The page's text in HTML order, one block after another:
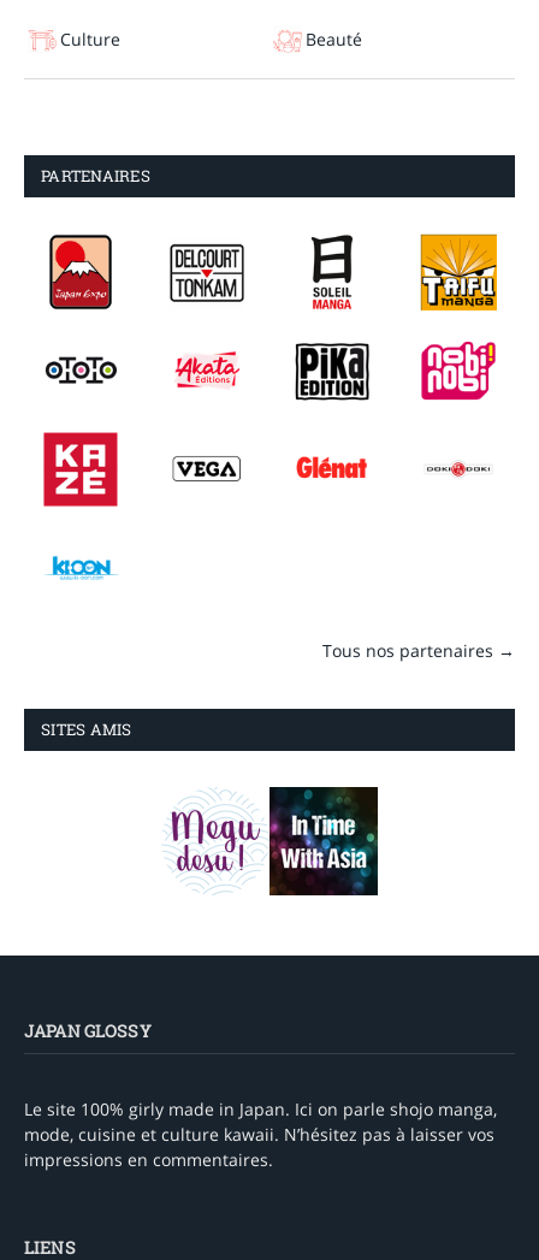
Culture Beauté
PARTENAIRES
Tous nos partenaires →
SITES AMIS
JAPAN GLOSSY
Le site 100% girly made in Japan. Ici on parle shojo manga,
mode, cuisine et culture kawaii. N’hésitez pas à laisser vos
impressions en commentaires.
LIENS